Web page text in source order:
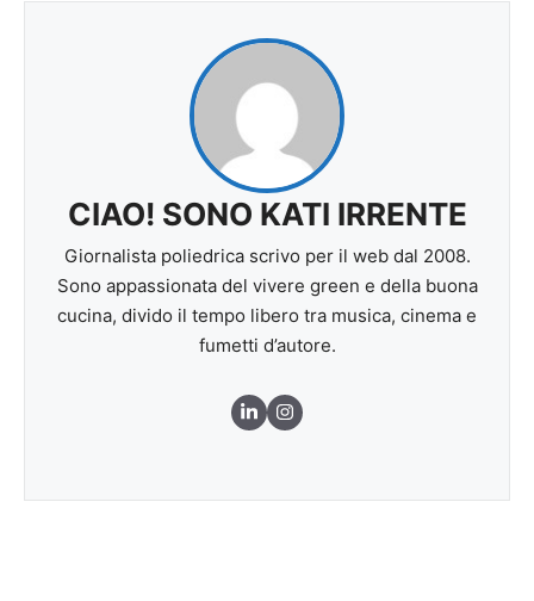
CIAO! SONO KATI IRRENTE
Giornalista poliedrica scrivo per il web dal 2008.
Sono appassionata del vivere green e della buona
cucina, divido il tempo libero tra musica, cinema e
fumetti d’autore.